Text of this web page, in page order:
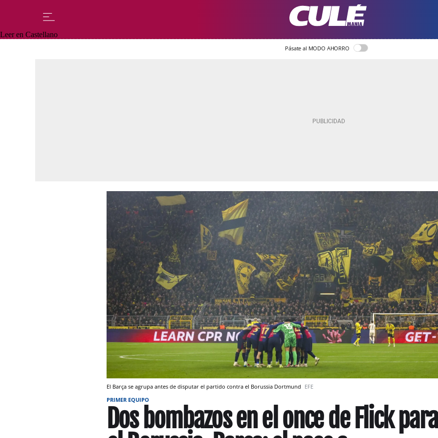
Leer en Castellano
Pásate al MODO AHORRO
El Barça se agrupa antes de disputar el partido contra el Borussia Dortmund EFE
PRIMER EQUIPO
Dos bombazos en el once de Flick para